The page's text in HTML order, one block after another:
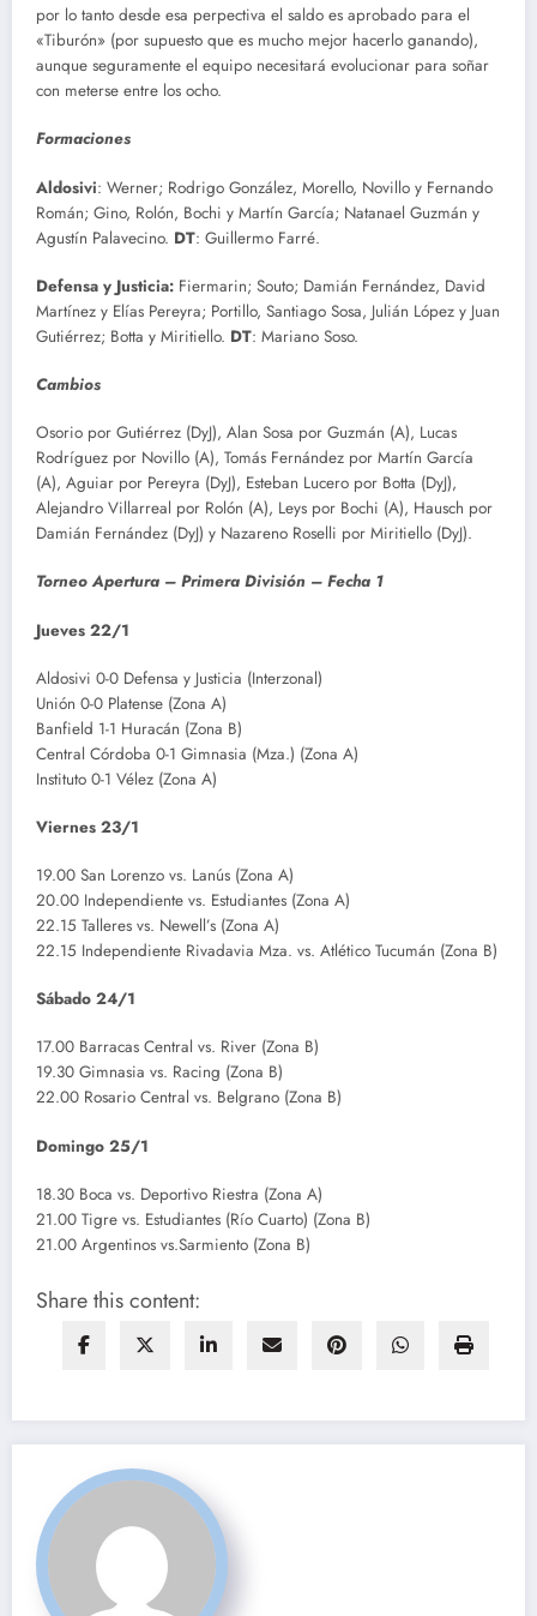
por lo tanto desde esa perpectiva el saldo es aprobado para el
«Tiburón» (por supuesto que es mucho mejor hacerlo ganando),
aunque seguramente el equipo necesitará evolucionar para soñar
con meterse entre los ocho.
Formaciones
Aldosivi: Werner; Rodrigo González, Morello, Novillo y Fernando
Román; Gino, Rolón, Bochi y Martín García; Natanael Guzmán y
Agustín Palavecino. DT: Guillermo Farré.
Defensa y Justicia: Fiermarin; Souto; Damián Fernández, David
Martínez y Elías Pereyra; Portillo, Santiago Sosa, Julián López y Juan
Gutiérrez; Botta y Miritiello. DT: Mariano Soso.
Cambios
Osorio por Gutiérrez (DyJ), Alan Sosa por Guzmán (A), Lucas
Rodríguez por Novillo (A), Tomás Fernández por Martín García
(A), Aguiar por Pereyra (DyJ), Esteban Lucero por Botta (DyJ),
Alejandro Villarreal por Rolón (A), Leys por Bochi (A), Hausch por
Damián Fernández (DyJ) y Nazareno Roselli por Miritiello (DyJ).
Torneo Apertura – Primera División – Fecha 1
Jueves 22/1
Aldosivi 0-0 Defensa y Justicia (Interzonal)
Unión 0-0 Platense (Zona A)
Banfield 1-1 Huracán (Zona B)
Central Córdoba 0-1 Gimnasia (Mza.) (Zona A)
Instituto 0-1 Vélez (Zona A)
Viernes 23/1
19.00 San Lorenzo vs. Lanús (Zona A)
20.00 Independiente vs. Estudiantes (Zona A)
22.15 Talleres vs. Newell’s (Zona A)
22.15 Independiente Rivadavia Mza. vs. Atlético Tucumán (Zona B)
Sábado 24/1
17.00 Barracas Central vs. River (Zona B)
19.30 Gimnasia vs. Racing (Zona B)
22.00 Rosario Central vs. Belgrano (Zona B)
Domingo 25/1
18.30 Boca vs. Deportivo Riestra (Zona A)
21.00 Tigre vs. Estudiantes (Río Cuarto) (Zona B)
21.00 Argentinos vs.Sarmiento (Zona B)
Share this content: